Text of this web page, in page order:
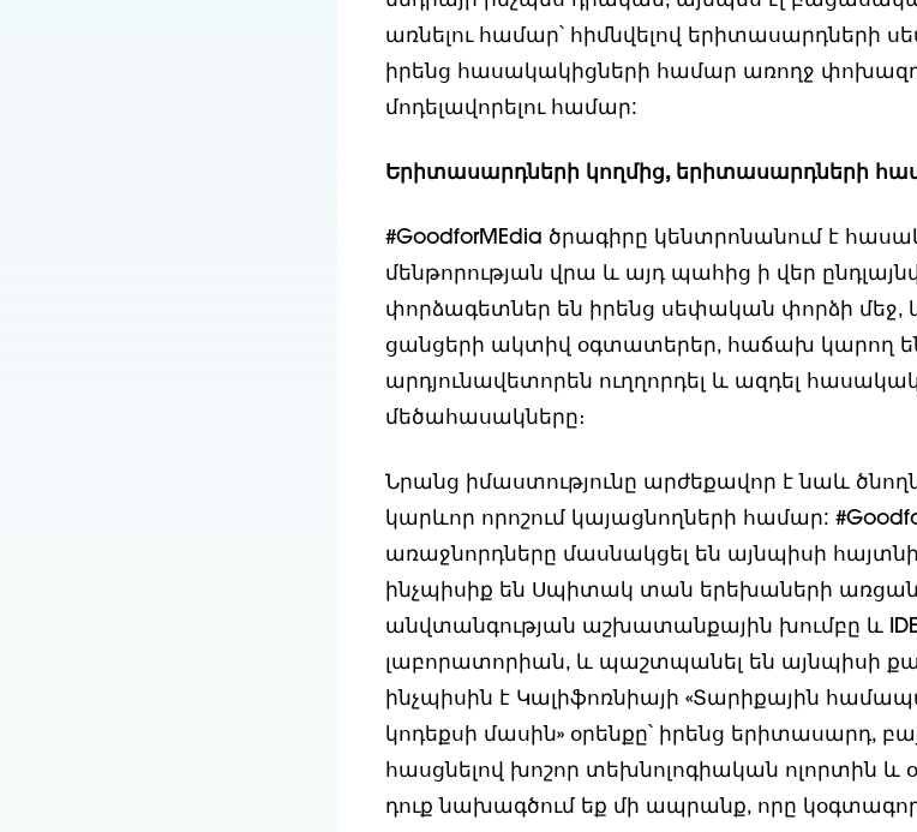
առնելու համար՝ հիմնվելով երիտասարդների
իրենց հասակակիցների համար առողջ
մոդելավորելու համար:
Երիտասարդների կողմից, երիտասարդների
#GoodforMEdia ծրագիրը կենտրոնանում է
մենթորության վրա և այդ պահից ի վեր
փորձագետներ են իրենց սեփական փորձի մեջ,
ցանցերի ակտիվ օգտատերեր, հաճախ կարող
արդյունավետորեն ուղղորդել և ազդել
մեծահասակները։
Նրանց իմաստությունը արժեքավոր է նաև
կարևոր որոշում կայացնողների համար:
առաջնորդները մասնակցել են այնպիսի հայտնի
ինչպիսիք են Սպիտակ տան երեխաների
անվտանգության աշխատանքային խումբը և
լաբորատորիան, և պաշտպանել են այնպիսի
ինչպիսին է Կալիֆոռնիայի «Տարիքային
կոդեքսի մասին» օրենքը՝ իրենց երիտասարդ,
հասցնելով խոշոր տեխնոլոգիական ոլորտին և
դուք նախագծում եք մի ապրանք, որը